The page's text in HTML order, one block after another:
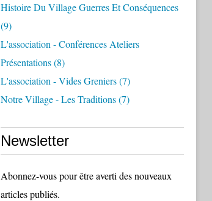
Histoire Du Village Guerres Et Conséquences
(9)
L'association - Conférences Ateliers
Présentations(8)
L'association - Vides Greniers(7)
Notre Village - Les Traditions(7)
Newsletter
Abonnez-vous pour être averti des nouveaux
articles publiés.